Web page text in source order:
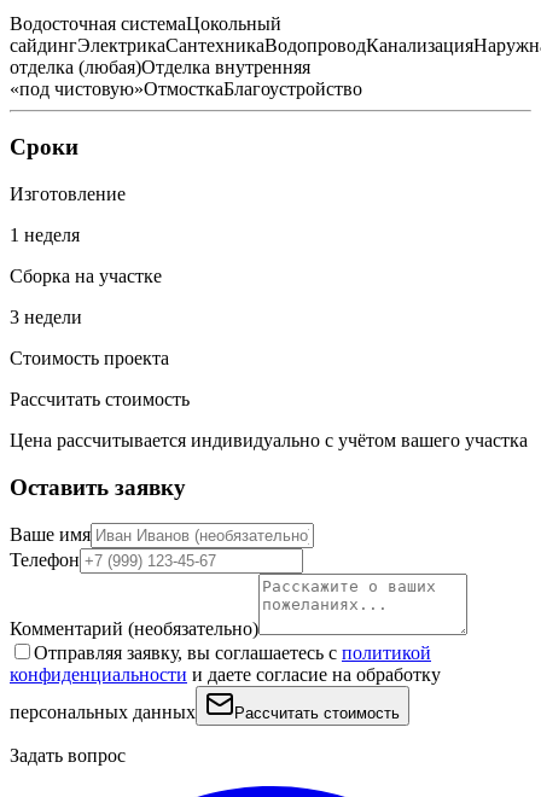
Водосточная системаЦокольный
сайдингЭлектрикаСантехникаВодопроводКанализация
отделка (любая)Отделка внутренняя
«под чистовую»ОтмосткаБлагоустройство
Сроки
Изготовление
1 неделя
Сборка на участке
3 недели
Стоимость проекта
Рассчитать стоимость
Цена рассчитывается индивидуально с учётом вашего участка
Оставить заявку
Ваше имя
Телефон
Комментарий (необязательно)
Отправляя заявку, вы соглашаетесь с политикой
конфиденциальности и даете согласие на обработку
персональных данных
Рассчитать стоимость
Задать вопрос